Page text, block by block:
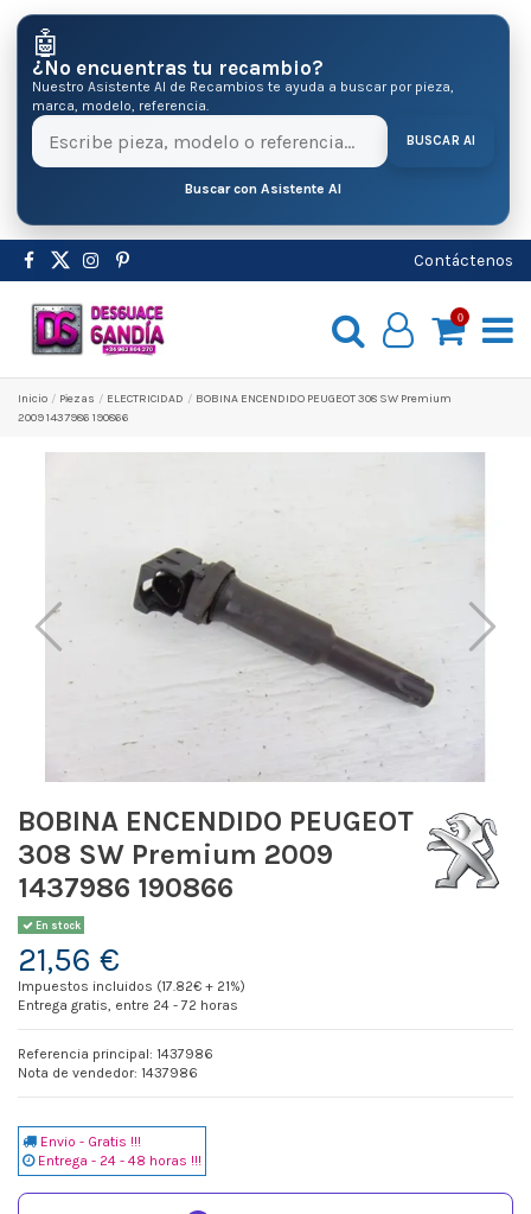
🤖
¿No encuentras tu recambio?
Nuestro Asistente AI de Recambios te ayuda a buscar por pieza,
marca, modelo, referencia.
BUSCAR AI
Buscar con Asistente AI
Contáctenos
0
Inicio Pіezas ELECTRICIDAD
BOBINA ENCENDIDO PEUGEOT 308 SW Premium
2009 1437986 190866
BOBINA ENCENDIDO PEUGEOT
308 SW Premium 2009
1437986 190866
En stock
21,56 €
Impuestos incluidos (17.82€ + 21%)
Entrega gratis, entre 24 - 72 horas
Referencia principal: 1437986
Nota de vendedor: 1437986
Envio - Gratis !!!
Entrega - 24 - 48 horas !!!